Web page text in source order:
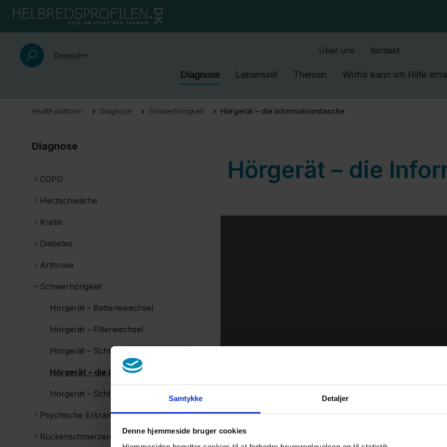
Samtykke Detaljer
Denne hjemmeside bruger cookies
Deutsch
Über uns Kontakt
Diagnose Lebensstil Themen Wofür kann ich Hilfe
Health platform Diagnose Schwerhörigkeit Hörgerät – die Informationstasche
Diagnose
COPD
Herzschwäche
Krebs
Diabetes
Arthrose
Schwerhörigkeit
Hörgerät – Batteriewechsel
Hörgerät – Filterwechsel
Hörgerät – Schlauchwechsel
Hörgerät – die Informationstasche
Hörgerät – Schläuche reinigen
Psychische Erkrankung
Rückenschmerzen
Hörgerät – die